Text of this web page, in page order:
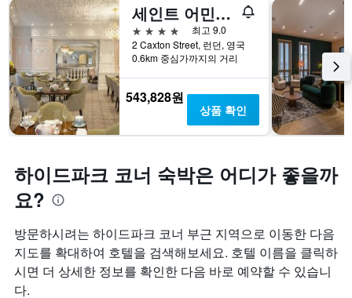
세인트 어민스 호텔 - 오토그래프 컬렉션
4성급
최고 9.0
2 Caxton Street, 런던, 영국
0.6km 중심가까지의 거리
543,828원
상품 확인
하이드파크 코너 숙박은 어디가 좋을까
요?
방문하시려는 하이드파크 코너 부근 지역으로 이동한 다음
지도를 확대하여 호텔을 검색해보세요. 호텔 이름을 클릭하
시면 더 상세한 정보를 확인한 다음 바로 예약할 수 있습니
다.